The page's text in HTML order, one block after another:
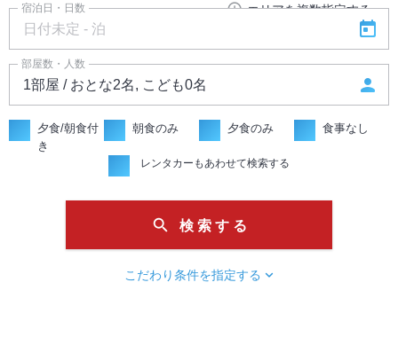
add_circle_outline エリアを複数指定する
宿泊日・日数
today
部屋数・人数
person
夕食/朝食付
き
朝食のみ 夕食のみ 食事なし
こだわり条件を指定する chevron_right
レンタカーもあわせて検索する
search 検 索 す る